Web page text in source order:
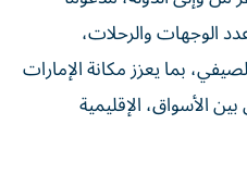
الوجهات والرحلات،
بما يعزز مكانة الإمارات
الأسواق، الإقليمية